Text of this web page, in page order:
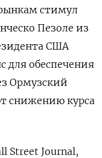
стимул
Пезоле из
США
для обеспечения
​Ормузский
​снижению курса
Street Journal,